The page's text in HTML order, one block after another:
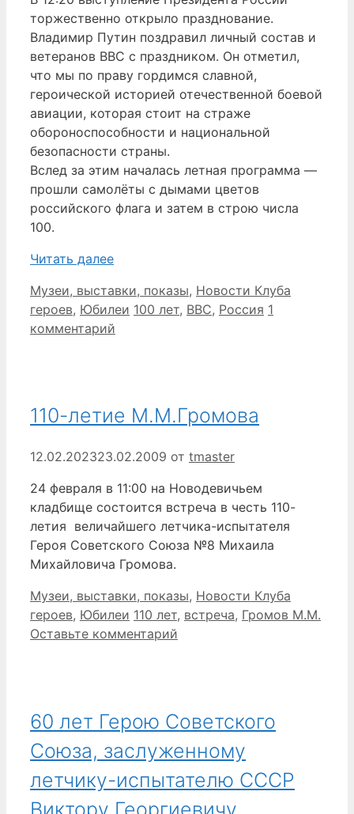
торжественно открыло празднование.
Владимир Путин поздравил личный состав и
ветеранов ВВС с праздником. Он отметил,
что мы по праву гордимся славной,
героической историей отечественной боевой
авиации, которая стоит на страже
обороноспособности и национальной
безопасности страны.
Вслед за этим началась летная программа —
прошли самолёты с дымами цветов
российского флага и затем в строю числа
100.
Читать далее
Рубрики
Музеи, выставки, показы, Новости Клуба
героев, Юбилеи Метки
100 лет, ВВС, Россия 1
комментарий
110-летие М.М.Громова
12.02.202323.02.2009 от tmaster
24 февраля в 11:00 на Новодевичьем
кладбище состоится встреча в честь 110-
летия величайшего летчика-испытателя
Героя Советского Союза №8 Михаила
Михайловича Громова.
Рубрики
Музеи, выставки, показы, Новости Клуба
героев, Юбилеи Метки
110 лет, встреча, Громов М.М.
Оставьте комментарий
60 лет Герою Советского
Союза, заслуженному
летчику-испытателю СССР
Виктору Георгиевичу